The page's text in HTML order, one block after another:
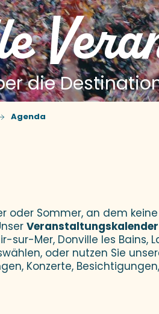
die
Agenda
aux
oder Sommer, an dem keine
Veranstaltungskalender
sur-Mer, Donville les Bains,
oder nutzen Sie
Konzerte,